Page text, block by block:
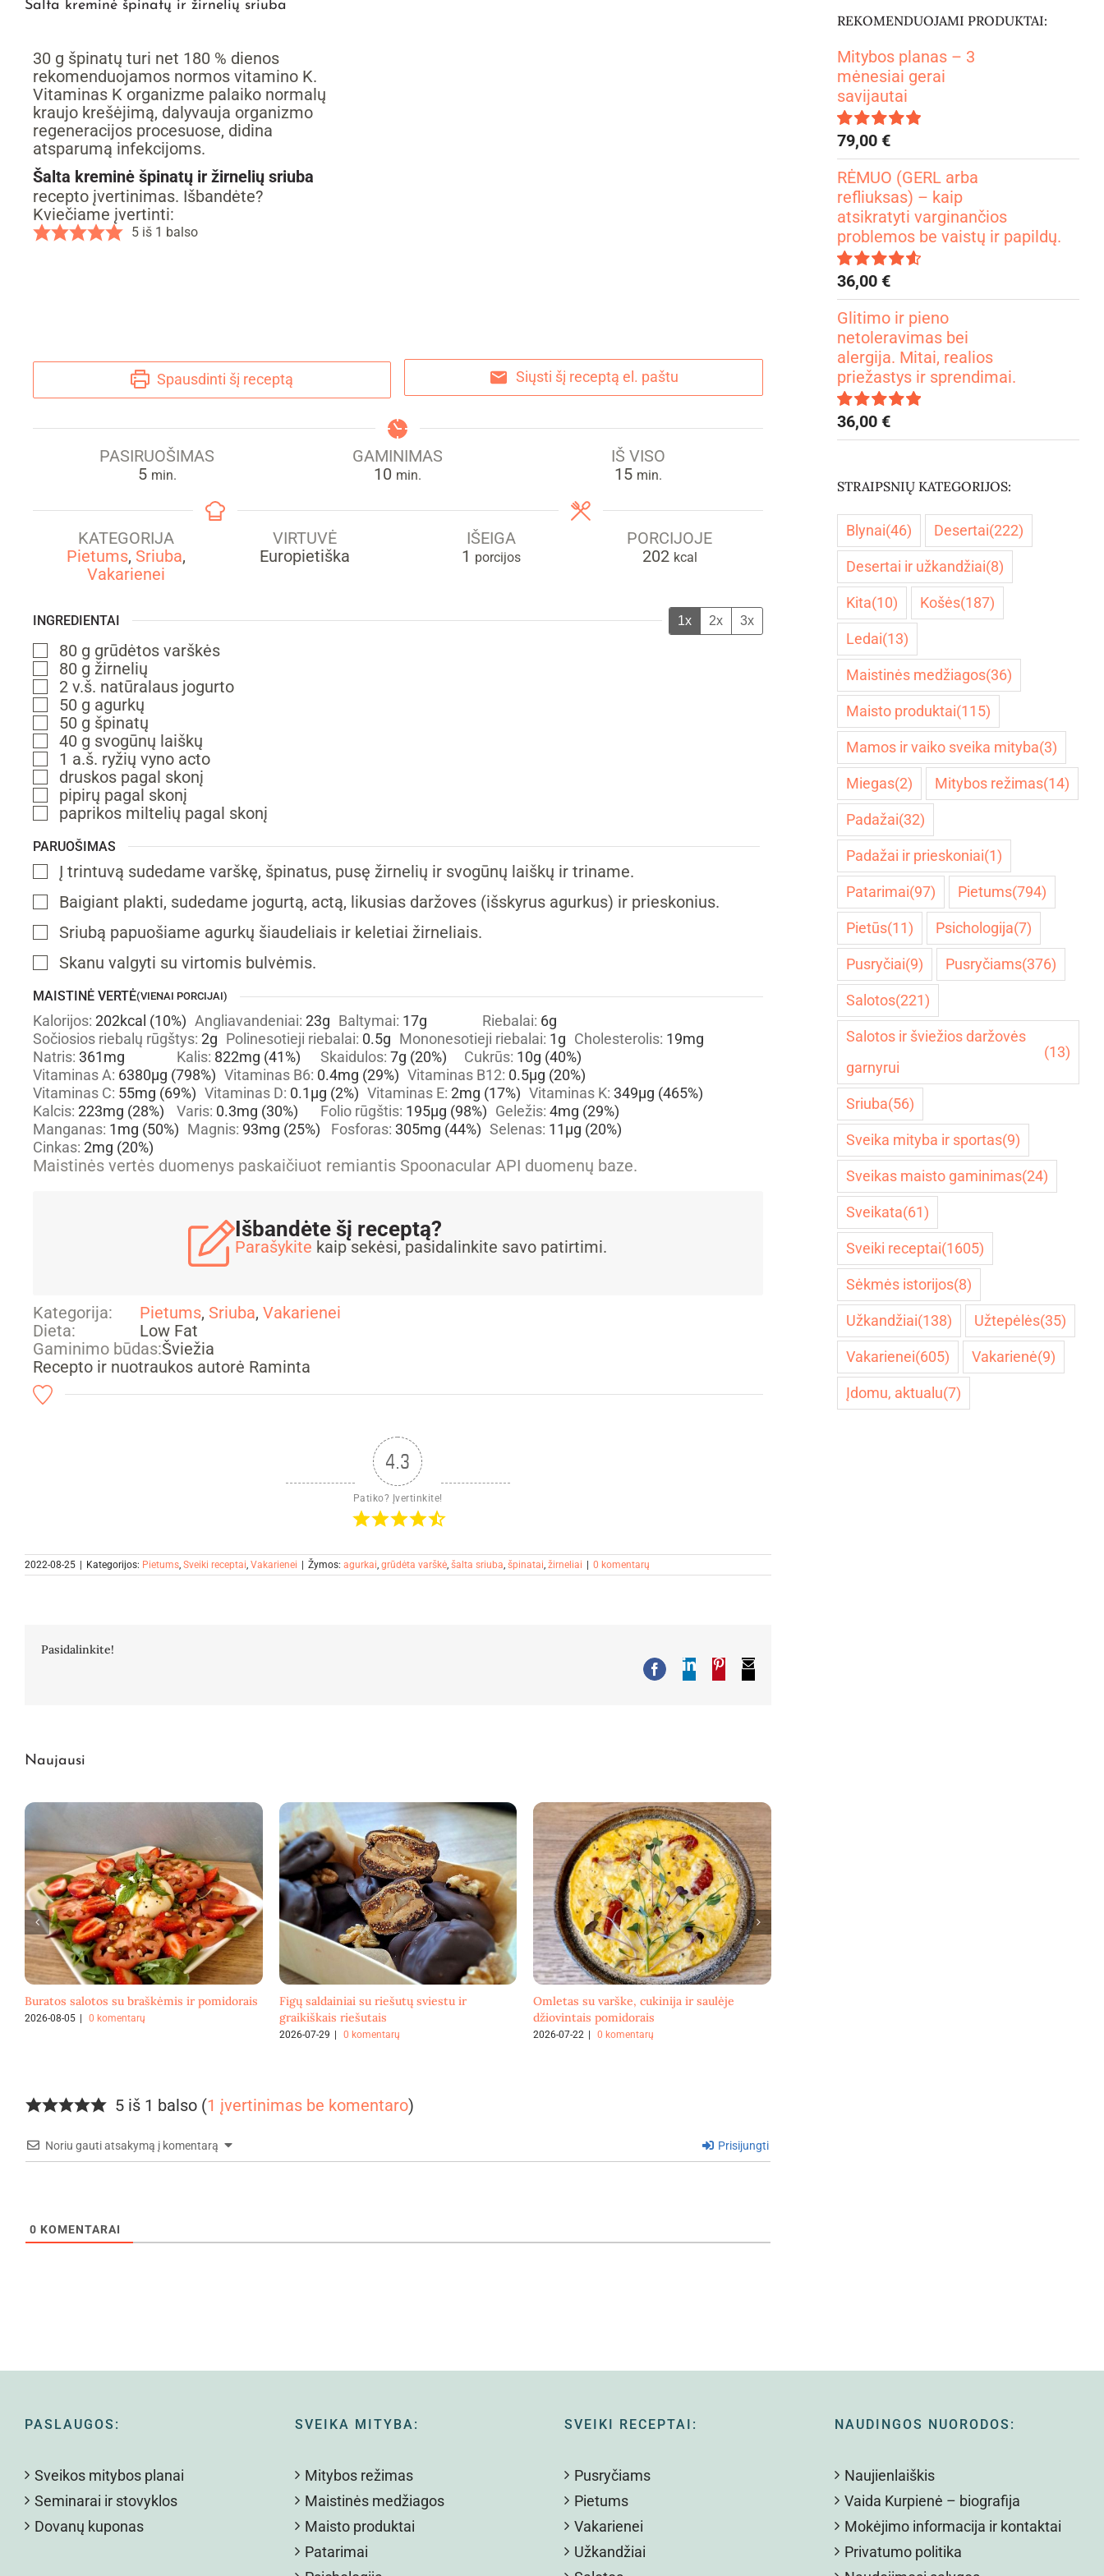
Šalta kreminė špinatų ir žirnelių sriuba
30 g špinatų turi net 180 % dienos
rekomenduojamos normos vitamino K.
Vitaminas K organizme palaiko normalų
kraujo krešėjimą, dalyvauja organizmo
regeneracijos procesuose, didina
atsparumą infekcijoms.
Šalta kreminė špinatų ir žirnelių sriuba
recepto įvertinimas. Išbandėte?
Kviečiame įvertinti:
5 iš 1 balso
Spausdinti šį receptą Siųsti šį receptą el. paštu
PASIRUOŠIMAS
5min.
min.
GAMINIMAS
10 min.
min.
IŠ VISO
15min.
min.
KATEGORIJA
Pietums,Sriuba,
Vakarienei
VIRTUVĖ
Europietiška
IŠEIGA
1 porcijos
PORCIJOJE
202 kcal
INGREDIENTAI 1x 2x 3x
▢
80 g grūdėtos varškės
▢
80 g žirnelių
▢
2 v.š. natūralaus jogurto
▢
50 g agurkų
▢
50 g špinatų
▢
40 g svogūnų laiškų
▢
1 a.š. ryžių vyno acto
▢
druskos pagal skonį
▢
pipirų pagal skonį
▢
paprikos miltelių pagal skonį
PARUOŠIMAS
▢
Į trintuvą sudedame varškę, špinatus, pusę žirnelių ir svogūnų laiškų ir triname.
▢
Baigiant plakti, sudedame jogurtą, actą, likusias daržoves (išskyrus agurkus) ir prieskonius.
▢
Sriubą papuošiame agurkų šiaudeliais ir keletiai žirneliais.
▢
Skanu valgyti su virtomis bulvėmis.
MAISTINĖ VERTĖ(VIENAI PORCIJAI)
Kalorijos: 202kcal (10%) Angliavandeniai: 23g Baltymai: 17g Riebalai: 6g
Sočiosios riebalų rūgštys: 2g Polinesotieji riebalai: 0.5g Mononesotieji riebalai: 1g Cholesterolis: 19mg
Natris: 361mg Kalis: 822mg (41%) Skaidulos: 7g (20%) Cukrūs: 10g (40%)
Vitaminas A: 6380µg (798%) Vitaminas B6: 0.4mg (29%) Vitaminas B12: 0.5µg (20%)
Vitaminas C: 55mg (69%) Vitaminas D: 0.1µg (2%) Vitaminas E: 2mg (17%) Vitaminas K: 349µg (465%)
Kalcis: 223mg (28%) Varis: 0.3mg (30%) Folio rūgštis: 195µg (98%) Geležis: 4mg (29%)
Manganas: 1mg (50%) Magnis: 93mg (25%) Fosforas: 305mg (44%) Selenas: 11µg (20%)
Cinkas: 2mg (20%)
Maistinės vertės duomenys paskaičiuot remiantis Spoonacular API duomenų baze.
Išbandėte šį receptą?
Parašykite kaip sekėsi, pasidalinkite savo patirtimi.
Kategorija: Pietums, Sriuba, Vakarienei
Dieta:
Low Fat
Gaminimo būdas:Šviežia
Recepto ir nuotraukos autorė Raminta
4.3
Patiko? Įvertinkite!
2022-08-25 Kategorijos: Pietums, Sveiki receptai, Vakarienei Žymos: agurkai, grūdėta varškė, šalta sriuba, špinatai, žirneliai 0 komentarų
Pasidalinkite!
FacebookLinkedInPinterest
El.
Naujausi
Buratos salotos su braškėmis ir pomidorais
2026-08-05 | 0 komentarų
Figų saldainiai su riešutų sviestu ir
graikiškais riešutais
2026-07-29 | 0 komentarų
Omletas su varške, cukinija ir saulėje
džiovintais pomidorais
2026-07-22 | 0 komentarų
5 iš 1 balso (1 įvertinimas be komentaro)
Noriu gauti atsakymą į komentarą Prisijungti
0 KOMENTARAI
REKOMENDUOJAMI PRODUKTAI:
Mitybos planas – 3
mėnesiai gerai
savijautai
Įvertinimas:
4.99iš 5
79,00 €
RĖMUO (GERL arba
refliuksas) – kaip
atsikratyti varginančios
problemos be vaistų ir papildų.
Įvertinimas:
4.67iš 5
36,00 €
Glitimo ir pieno
netoleravimas bei
alergija. Mitai, realios
priežastys ir sprendimai.
Įvertinimas:
5.00iš 5
36,00 €
STRAIPSNIŲ KATEGORIJOS:
Blynai(46) Desertai(222)
Desertai ir užkandžiai(8)
Kita(10) Košės(187)
Ledai(13)
Maistinės medžiagos(36)
Maisto produktai(115)
Mamos ir vaiko sveika mityba(3)
Miegas(2) Mitybos režimas(14)
Padažai(32)
Padažai ir prieskoniai(1)
Patarimai(97) Pietums(794)
Pietūs(11) Psichologija(7)
Pusryčiai(9) Pusryčiams(376)
Salotos(221)
Salotos ir šviežios daržovės
garnyrui
(13)
Sriuba(56)
Sveika mityba ir sportas(9)
Sveikas maisto gaminimas(24)
Sveikata(61)
Sveiki receptai(1605)
Sėkmės istorijos(8)
Užkandžiai(138) Užtepėlės(35)
Vakarienei(605) Vakarienė(9)
Įdomu, aktualu(7)
PASLAUGOS:
Sveikos mitybos planai
Seminarai ir stovyklos
Dovanų kuponas
SVEIKA MITYBA:
Mitybos režimas
Maistinės medžiagos
Maisto produktai
Patarimai
SVEIKI RECEPTAI:
Pusryčiams
Pietums
Vakarienei
Užkandžiai
NAUDINGOS NUORODOS:
Naujienlaiškis
Vaida Kurpienė – biografija
Mokėjimo informacija ir kontaktai
Privatumo politika